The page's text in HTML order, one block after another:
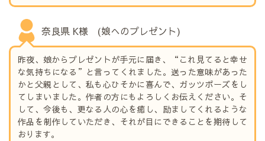
奈良県 K様 (娘へのプレゼント)
昨夜、娘からプレゼントが手元に届き、“これ見てると幸せ
な気持ちになる”と言ってくれました。送った意味があった
かと父親として、私も心ひそかに喜んで、ガッツポーズをし
てしまいました。作者の方にもよろしくお伝えください。そ
して、今後も、更なる人の心を癒し、励ましてくれるような
作品を制作していただき、それが目にできることを期待して
おります。